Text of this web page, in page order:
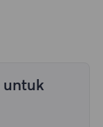
untuk